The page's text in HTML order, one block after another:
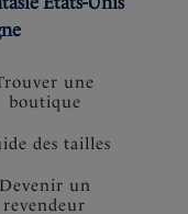
une
boutique
des tailles
Devenir un
revendeur